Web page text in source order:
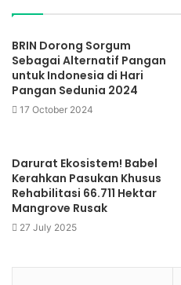
BRIN Dorong Sorgum
Sebagai Alternatif Pangan
untuk Indonesia di Hari
Pangan Sedunia 2024
17 October 2024
Darurat Ekosistem! Babel
Kerahkan Pasukan Khusus
Rehabilitasi 66.711 Hektar
Mangrove Rusak
27 July 2025